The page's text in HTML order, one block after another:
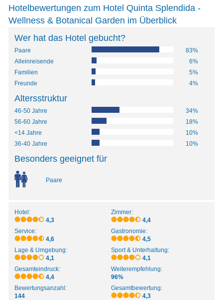
Hotelbewertungen zum Hotel Quinta Splendida -
Wellness & Botanical Garden im Überblick
Wer hat das Hotel gebucht?
Paare
83%
Alleinreisende
6%
Familien
5%
Freunde
4%
Altersstruktur
46-50 Jahre
34%
56-60 Jahre
18%
<14 Jahre
10%
36-40 Jahre
10%
Besonders geeignet für
Paare
Hotel:
4,3
Zimmer:
4,4
Service:
4,6
Gastronomie:
4,5
Lage & Umgebung:
4,1
Sport & Unterhaltung:
4,1
Gesamteindruck:
4,4
Weiterempfehlung:
96%
Bewertungsanzahl:
144
Gesamtbewertung:
4,3